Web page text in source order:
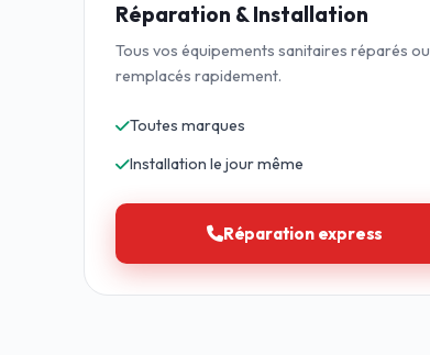
Réparation & Installation
Tous vos équipements sanitaires réparés ou
remplacés rapidement.
Toutes marques
Installation le jour même
Réparation express